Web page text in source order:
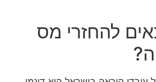
להחזרי מס